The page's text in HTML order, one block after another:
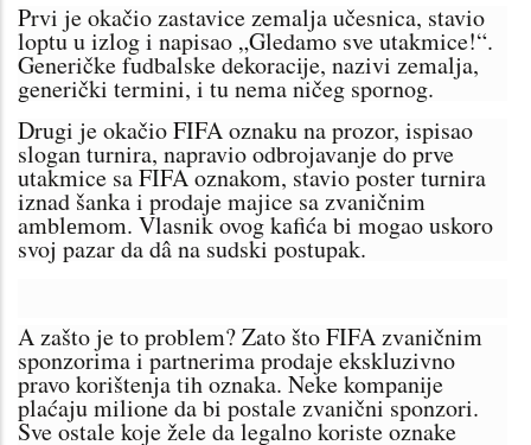
Prvi je okačio zastavice zemalja učesnica, stavio
loptu u izlog i napisao „Gledamo sve utakmice!“.
Generičke fudbalske dekoracije, nazivi zemalja,
generički termini, i tu nema ničeg spornog.
Drugi je okačio FIFA oznaku na prozor, ispisao
slogan turnira, napravio odbrojavanje do prve
utakmice sa FIFA oznakom, stavio poster turnira
iznad šanka i prodaje majice sa zvaničnim
amblеmom. Vlasnik ovog kafića bi mogao uskoro
svoj pazar da dâ na sudski postupak.
A zašto je to problem? Zato što FIFA zvaničnim
sponzorima i partnerima prodaje ekskluzivno
pravo korištenja tih oznaka. Neke kompanije
plaćaju milione da bi postale zvanični sponzori.
Sve ostale koje žele da legalno koriste oznake